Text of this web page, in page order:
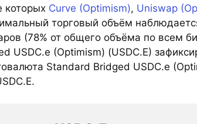
которых Curve (Optimism), Uniswap
торговый объём
(78% от общего объёма по всем
USDC.e (Optimism) (USDC.E)
Standard Bridged USDC.e